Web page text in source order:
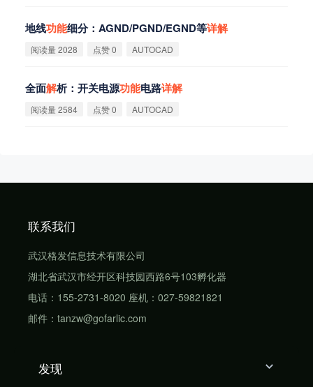
地线功能细分：AGND/PGND/EGND等详解
阅读量 2028 点赞 0 AUTOCAD
全面解析：开关电源功能电路详解
阅读量 2584 点赞 0 AUTOCAD
联系我们
武汉格发信息技术有限公司
湖北省武汉市经开区科技园西路6号103孵化器
电话：155-2731-8020 座机：027-59821821
邮件：tanzw@gofarlic.com
发现